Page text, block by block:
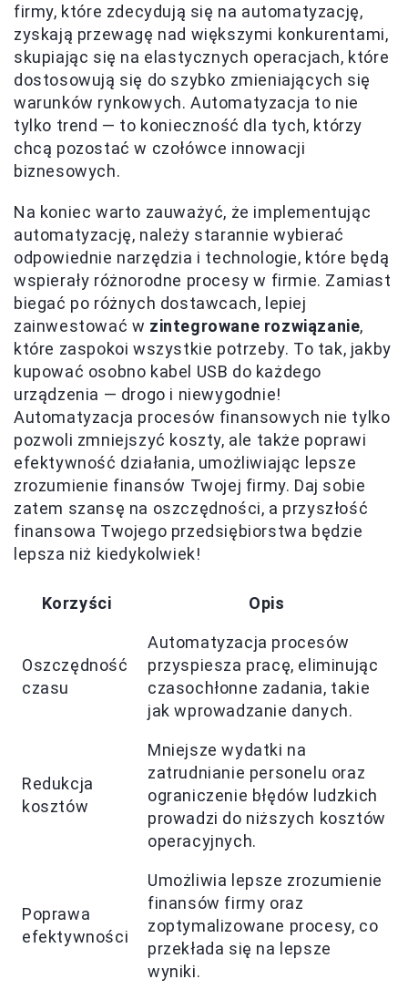
firmy, które zdecydują się na automatyzację,
zyskają przewagę nad większymi konkurentami,
skupiając się na elastycznych operacjach, które
dostosowują się do szybko zmieniających się
warunków rynkowych. Automatyzacja to nie
tylko trend — to konieczność dla tych, którzy
chcą pozostać w czołówce innowacji
biznesowych.
Na koniec warto zauważyć, że implementując
automatyzację, należy starannie wybierać
odpowiednie narzędzia i technologie, które będą
wspierały różnorodne procesy w firmie. Zamiast
biegać po różnych dostawcach, lepiej
zainwestować w zintegrowane rozwiązanie,
które zaspokoi wszystkie potrzeby. To tak, jakby
kupować osobno kabel USB do każdego
urządzenia — drogo i niewygodnie!
Automatyzacja procesów finansowych nie tylko
pozwoli zmniejszyć koszty, ale także poprawi
efektywność działania, umożliwiając lepsze
zrozumienie finansów Twojej firmy. Daj sobie
zatem szansę na oszczędności, a przyszłość
finansowa Twojego przedsiębiorstwa będzie
lepsza niż kiedykolwiek!
Korzyści Opis
Oszczędność
czasu
Automatyzacja procesów
przyspiesza pracę, eliminując
czasochłonne zadania, takie
jak wprowadzanie danych.
Redukcja
kosztów
Mniejsze wydatki na
zatrudnianie personelu oraz
ograniczenie błędów ludzkich
prowadzi do niższych kosztów
operacyjnych.
Poprawa
efektywności
Umożliwia lepsze zrozumienie
finansów firmy oraz
zoptymalizowane procesy, co
przekłada się na lepsze
wyniki.